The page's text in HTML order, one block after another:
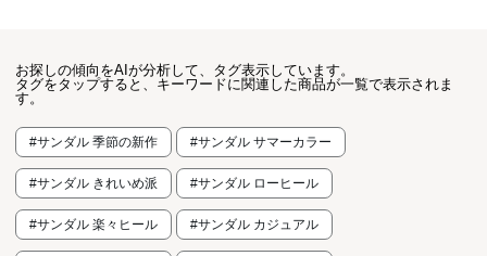
お探しの傾向をAIが分析して、タグ表示しています。
タグをタップすると、キーワードに関連した商品が一覧で表示されま
す。
#サンダル 季節の新作 #サンダル サマーカラー
#サンダル きれいめ派 #サンダル ローヒール
#サンダル 楽々ヒール #サンダル カジュアル